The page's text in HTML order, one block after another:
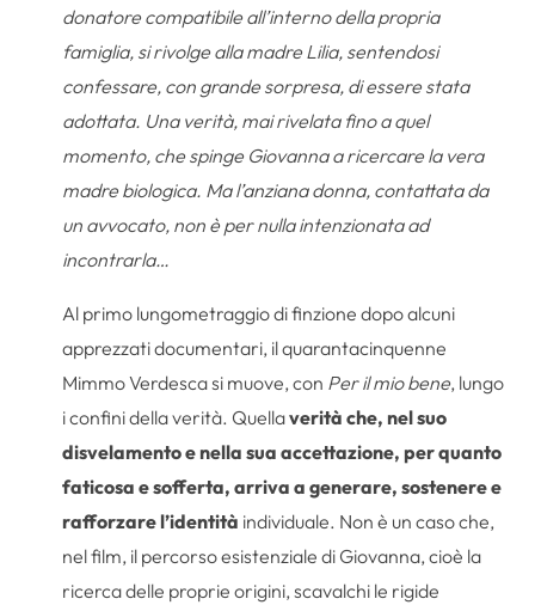
donatore compatibile all’interno della propria
famiglia, si rivolge alla madre Lilia, sentendosi
confessare, con grande sorpresa, di essere stata
adottata. Una verità, mai rivelata fino a quel
momento, che spinge Giovanna a ricercare la vera
madre biologica. Ma l’anziana donna, contattata da
un avvocato, non è per nulla intenzionata ad
incontrarla…
Al primo lungometraggio di finzione dopo alcuni
apprezzati documentari, il quarantacinquenne
Mimmo Verdesca si muove, con Per il mio bene, lungo
i confini della verità. Quellaverità che, nel suo
disvelamento e nella sua accettazione, per quanto
faticosa e sofferta, arriva a generare, sostenere e
rafforzare l’identità individuale. Non è un caso che,
nel film, il percorso esistenziale di Giovanna, cioè la
ricerca delle proprie origini, scavalchi le rigide